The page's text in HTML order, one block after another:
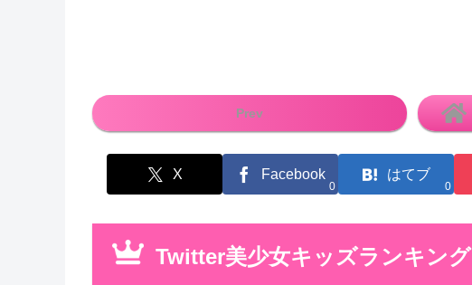
Prev
X Facebook
0
はてブ
0
Twitter美少女キッズランキング